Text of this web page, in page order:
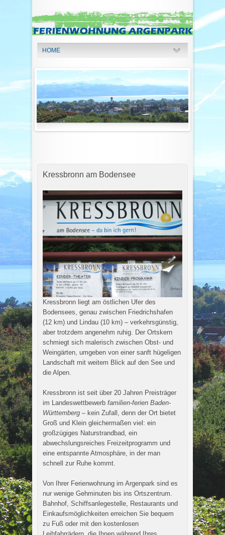
HOME
Kressbronn am Bodensee
Kressbronn liegt am östlichen Ufer des
Bodensees, genau zwischen Friedrichshafen
(12 km) und Lindau (10 km) – verkehrsgünstig,
aber trotzdem angenehm ruhig. Der Ortskern
schmiegt sich malerisch zwischen Obst- und
Weingärten, umgeben von einer sanft hügeligen
Landschaft mit weitem Blick auf den See und
die Alpen.
Kressbronn ist seit über 20 Jahren Preisträger
im Landeswettbewerb familien-ferien Baden-
Württemberg – kein Zufall, denn der Ort bietet
Groß und Klein gleichermaßen viel: ein
großzügiges Naturstrandbad, ein
abwechslungsreiches Freizeitprogramm und
eine entspannte Atmosphäre, in der man
schnell zur Ruhe kommt.
Von Ihrer Ferienwohnung im Argenpark sind es
nur wenige Gehminuten bis ins Ortszentrum.
Bahnhof, Schiffsanlegestelle, Restaurants und
Einkaufsmöglichkeiten erreichen Sie bequem
zu Fuß oder mit den kostenlosen